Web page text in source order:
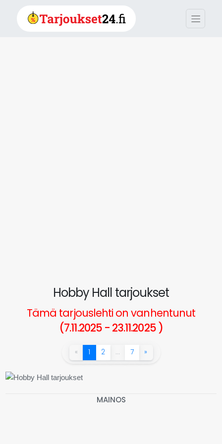
Hobby Hall tarjoukset
Tämä tarjouslehti on vanhentunut
(7.11.2025 - 23.11.2025 )
« 1 2 … 7 »
MAINOS